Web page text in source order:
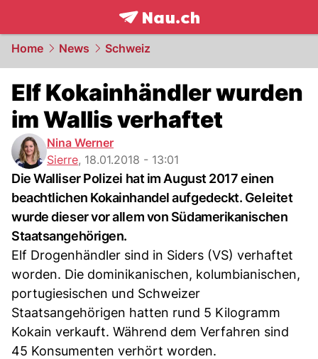
frontpage.NAU.ch
Home News Schweiz
Elf Kokainhändler wurden
im Wallis verhaftet
Nina Werner
Sierre, 18.01.2018 - 13:01
Die Walliser Polizei hat im August 2017 einen
beachtlichen Kokainhandel aufgedeckt. Geleitet
wurde dieser vor allem von Südamerikanischen
Staatsangehörigen.
Elf Drogenhändler sind in Siders (VS) verhaftet
worden. Die dominikanischen, kolumbianischen,
portugiesischen und Schweizer
Staatsangehörigen hatten rund 5 Kilogramm
Kokain verkauft. Während dem Verfahren sind
45 Konsumenten verhört worden.